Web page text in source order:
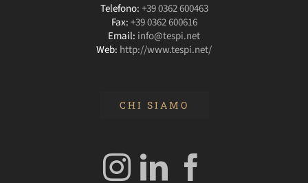
Telefono:+39 0362 600463
Fax:+39 0362 600616
Email: info@tespi.net
Web: http://www.tespi.net/
CHI SIAMO